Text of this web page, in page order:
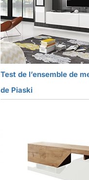
Test de l’ensemble de
de Piaski